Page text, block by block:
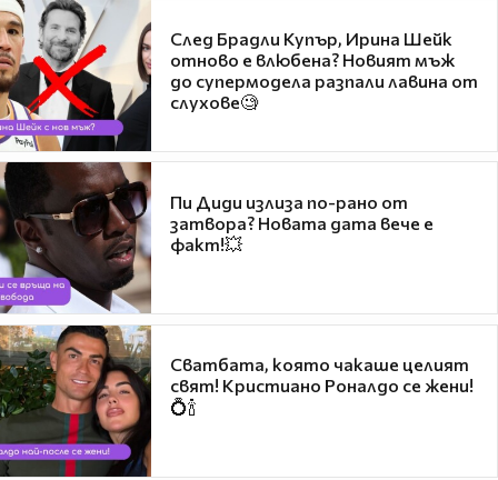
След Брадли Купър, Ирина Шейк
отново е влюбена? Новият мъж
до супермодела разпали лавина от
слухове🧐
Пи Диди излиза по-рано от
затвора? Новата дата вече е
факт!💥
Сватбата, която чакаше целият
свят! Кристиано Роналдо се жени!
💍🍾